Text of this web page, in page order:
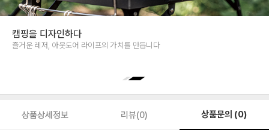
캠핑을 디자인하다
즐거운 레저, 아웃도어 라이프의 가치를 만듭니다
상품상세정보 리뷰(0) 상품문의 (0)